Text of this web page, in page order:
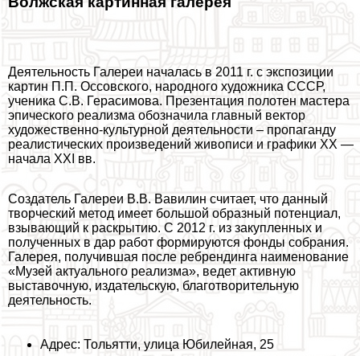
Деятельность Галереи началась в 2011 г. с экспозиции
картин П.П. Оссовского, народного художника СССР,
ученика С.В. Герасимова. Презентация полотен мастера
эпического реализма обозначила главный вектор
художественно-культурной деятельности – пропаганду
реалистических произведений живописи и графики ХХ —
начала XXI вв.
Создатель Галереи В.В. Вавилин считает, что данный
творческий метод имеет большой образный потенциал,
взывающий к раскрытию. С 2012 г. из закупленных и
полученных в дар работ формируются фонды собрания.
Галерея, получившая после ребрендинга наименование
«Музей актуального реализма», ведет активную
выставочную, издательскую, благотворительную
деятельность.
Адрес: Тольятти, улица Юбилейная, 25